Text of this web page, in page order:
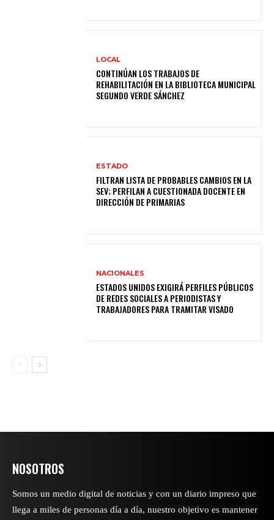
LOCAL
CONTINÚAN LOS TRABAJOS DE
REHABILITACIÓN EN LA BIBLIOTECA MUNICIPAL
SEGUNDO VERDE SÁNCHEZ
ESTADO
FILTRAN LISTA DE PROBABLES CAMBIOS EN LA
SEV; PERFILAN A CUESTIONADA DOCENTE EN
DIRECCIÓN DE PRIMARIAS
NACIONALES
ESTADOS UNIDOS EXIGIRÁ PERFILES PÚBLICOS
DE REDES SOCIALES A PERIODISTAS Y
TRABAJADORES PARA TRAMITAR VISADO
NOSOTROS
Somos un medio digital de noticias y con un diario impreso que
llega a miles de personas día a día, nuestro objetivo es mantener